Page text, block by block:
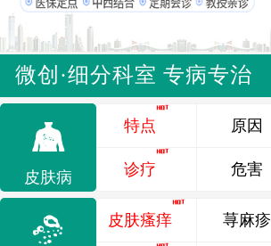
微创·细分科室 专病专治
皮肤病
特点
诊疗
原因
危害
皮肤瘙痒 荨麻疹